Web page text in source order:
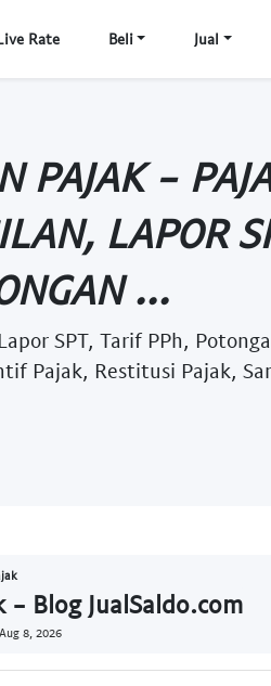
Rate Beli Jual
PAJAK -
LAPOR
...
SPT, Tarif PPh,
Pajak, Restitusi Pajak,
- Blog JualSaldo.com
Aug 8, 2026